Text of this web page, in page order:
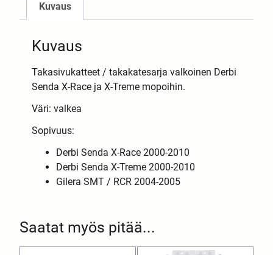
Saatat myös pitää...
Kuvaus
Kuvaus
Takasivukatteet / takakatesarja valkoinen Derbi
Senda X-Race ja X-Treme mopoihin.
Väri: valkea
Sopivuus:
Derbi Senda X-Race 2000-2010
Derbi Senda X-Treme 2000-2010
Gilera SMT / RCR 2004-2005